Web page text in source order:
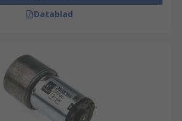
Datablad